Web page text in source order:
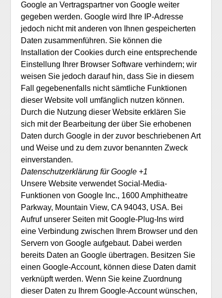
Google an Vertragspartner von Google weiter
gegeben werden. Google wird Ihre IP-Adresse
jedoch nicht mit anderen von Ihnen gespeicherten
Daten zusammenführen. Sie können die
Installation der Cookies durch eine entsprechende
Einstellung Ihrer Browser Software verhindern; wir
weisen Sie jedoch darauf hin, dass Sie in diesem
Fall gegebenenfalls nicht sämtliche Funktionen
dieser Website voll umfänglich nutzen können.
Durch die Nutzung dieser Website erklären Sie
sich mit der Bearbeitung der über Sie erhobenen
Daten durch Google in der zuvor beschriebenen Art
und Weise und zu dem zuvor benannten Zweck
einverstanden.
Datenschutzerklärung für Google +1
Unsere Website verwendet Social-Media-
Funktionen von Google Inc., 1600 Amphitheatre
Parkway, Mountain View, CA 94043, USA. Bei
Aufruf unserer Seiten mit Google-Plug-Ins wird
eine Verbindung zwischen Ihrem Browser und den
Servern von Google aufgebaut. Dabei werden
bereits Daten an Google übertragen. Besitzen Sie
einen Google-Account, können diese Daten damit
verknüpft werden. Wenn Sie keine Zuordnung
dieser Daten zu Ihrem Google-Account wünschen,